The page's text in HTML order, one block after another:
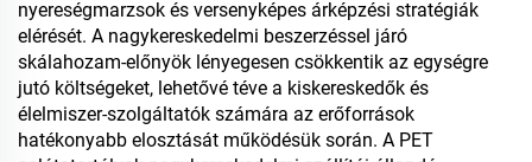
nyereségmarzsok és versenyképes árképzési stratégiák
elérését. A nagykereskedelmi beszerzéssel járó
skálahozam-előnyök lényegesen csökkentik az egységre
jutó költségeket, lehetővé téve a kiskereskedők és
élelmiszer-szolgáltatók számára az erőforrások
hatékonyabb elosztását működésük során. A PET